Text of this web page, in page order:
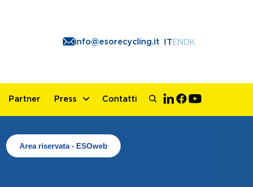
info@esorecycling.it ITENDK
Partner Press Contatti
Area riservata - ESOweb